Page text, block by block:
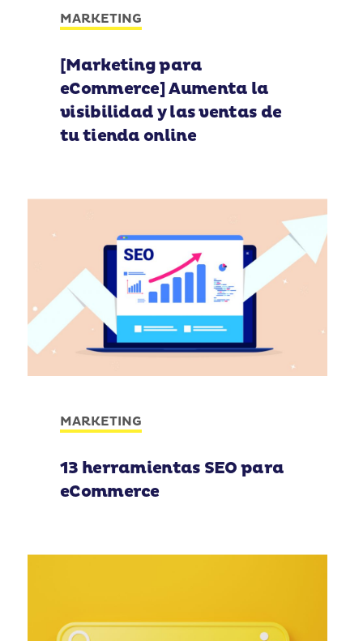
MARKETING
[Marketing para
eCommerce] Aumenta la
visibilidad y las ventas de
tu tienda online
MARKETING
13 herramientas SEO para
eCommerce